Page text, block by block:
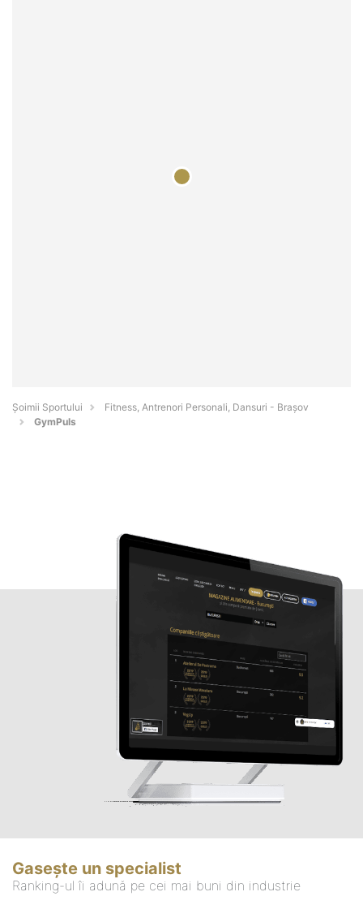
Șoimii Sportului
Fitness, Antrenori Personali, Dansuri - Braşov
GymPuls
Gasește un specialist
Ranking-ul îi adună pe cei mai buni din industrie